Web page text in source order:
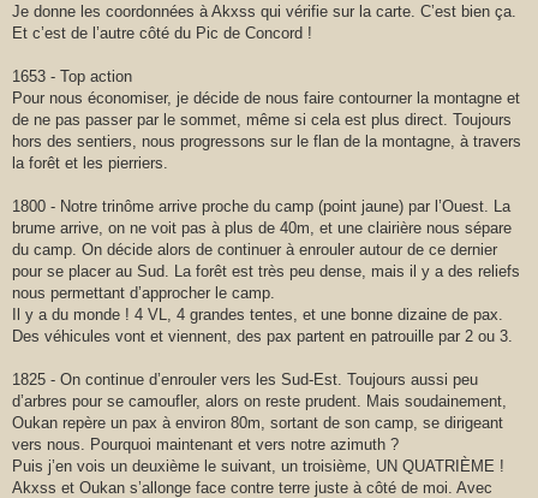
Je donne les coordonnées à Akxss qui vérifie sur la carte. C’est bien ça.
Et c’est de l’autre côté du Pic de Concord !
1653 - Top action
Pour nous économiser, je décide de nous faire contourner la montagne et
de ne pas passer par le sommet, même si cela est plus direct. Toujours
hors des sentiers, nous progressons sur le flan de la montagne, à travers
la forêt et les pierriers.
1800 - Notre trinôme arrive proche du camp (point jaune) par l’Ouest. La
brume arrive, on ne voit pas à plus de 40m, et une clairière nous sépare
du camp. On décide alors de continuer à enrouler autour de ce dernier
pour se placer au Sud. La forêt est très peu dense, mais il y a des reliefs
nous permettant d’approcher le camp.
Il y a du monde ! 4 VL, 4 grandes tentes, et une bonne dizaine de pax.
Des véhicules vont et viennent, des pax partent en patrouille par 2 ou 3.
1825 - On continue d’enrouler vers les Sud-Est. Toujours aussi peu
d’arbres pour se camoufler, alors on reste prudent. Mais soudainement,
Oukan repère un pax à environ 80m, sortant de son camp, se dirigeant
vers nous. Pourquoi maintenant et vers notre azimuth ?
Puis j’en vois un deuxième le suivant, un troisième, UN QUATRIÈME !
Akxss et Oukan s’allonge face contre terre juste à côté de moi. Avec